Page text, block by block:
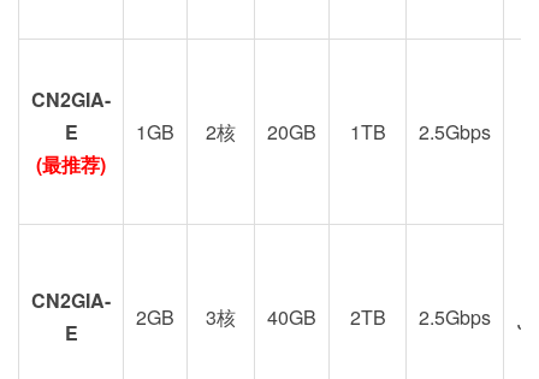
CN2GIA-
E
(最推荐)
1GB 2核 20GB 1TB 2.5Gbps
CN2GIA-
E
2GB 3核 40GB 2TB 2.5Gbps